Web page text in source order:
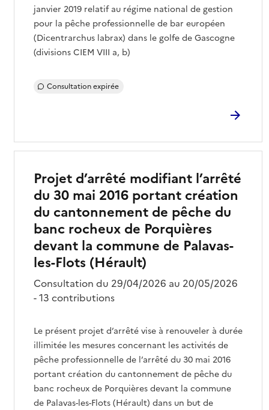
janvier 2019 relatif au régime national de gestion
pour la pêche professionnelle de bar européen
(Dicentrarchus labrax) dans le golfe de Gascogne
(divisions CIEM VIII a, b)
Consultation expirée
Projet d’arrêté modifiant l’arrêté
du 30 mai 2016 portant création
du cantonnement de pêche du
banc rocheux de Porquières
devant la commune de Palavas-
les-Flots (Hérault)
Consultation du 29/04/2026 au 20/05/2026
- 13 contributions
Le présent projet d’arrêté vise à renouveler à durée
illimitée les mesures concernant les activités de
pêche professionnelle de l’arrêté du 30 mai 2016
portant création du cantonnement de pêche du
banc rocheux de Porquières devant la commune
de Palavas-les-Flots (Hérault) dans un but de